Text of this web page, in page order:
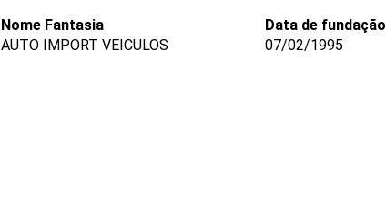
Nome Fantasia
AUTO IMPORT VEICULOS
Data de fundação
07/02/1995